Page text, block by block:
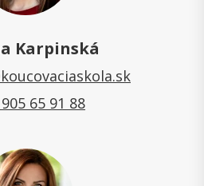
Karpinská
65 91 88